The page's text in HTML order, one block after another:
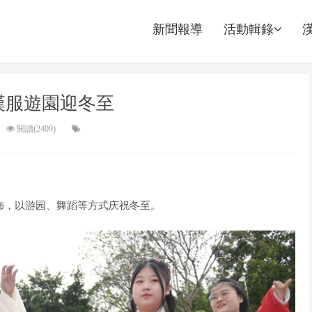
新聞報導 活動輯錄
遊園迎冬至
閱讀(2409)
以游园、舞蹈等方式庆祝冬至。